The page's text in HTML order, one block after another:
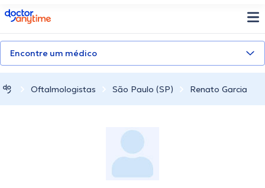
doctoranytime
Encontre um médico
Oftalmologistas São Paulo (SP) Renato Garcia